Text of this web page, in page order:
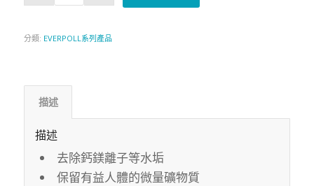
分類: EVERPOLL系列產品
描述
描述
去除鈣鎂離子等水垢
保留有益人體的微量礦物質